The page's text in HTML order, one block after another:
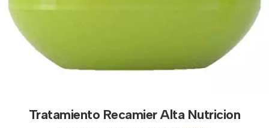
Tratamiento Recamier Alta Nutricion